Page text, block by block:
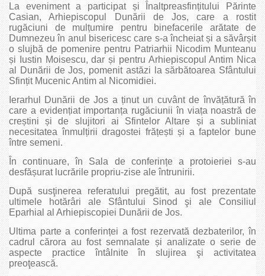
La eveniment a participat și Înaltpreasfințitului Părinte
Casian, Arhiepiscopul Dunării de Jos, care a rostit
rugăciuni de mulțumire pentru binefacerile arătate de
Dumnezeu în anul bisericesc care s-a încheiat și a săvârșit
o slujbă de pomenire pentru Patriarhii Nicodim Munteanu
și Iustin Moisescu, dar și pentru Arhiepiscopul Antim Nica
al Dunării de Jos, pomenit astăzi la sărbătoarea Sfântului
Sfințit Mucenic Antim al Nicomidiei.
Ierarhul Dunării de Jos a ținut un cuvânt de învățătură în
care a evidențiat importanța rugăciunii în viața noastră de
creștini și de slujitori ai Sfintelor Altare și a subliniat
necesitatea înmulțirii dragostei frățești și a faptelor bune
între semeni.
În continuare, în Sala de conferințe a protoieriei s-au
desfășurat lucrările propriu-zise ale întrunirii.
După susţinerea referatului pregătit, au fost prezentate
ultimele hotărâri ale Sfântului Sinod şi ale Consiliul
Eparhial al Arhiepiscopiei Dunării de Jos.
Ultima parte a conferinței a fost rezervată dezbaterilor, în
cadrul cărora au fost semnalate și analizate o serie de
aspecte practice întâlnite în slujirea şi activitatea
preoţească.